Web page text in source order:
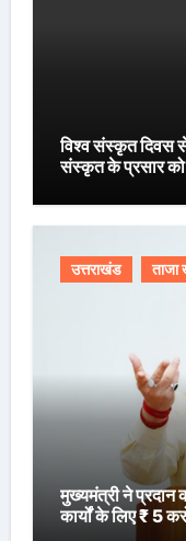
विश्व संस्कृत दिवस
संस्कृत के प्रसार को
उत्तराखंड ताजा
मुख्यमंत्री ने प्रदान
कार्यों के लिए ₹ 5